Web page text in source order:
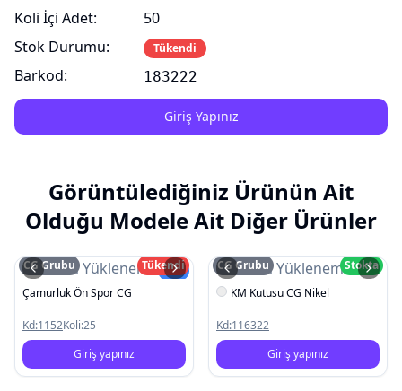
Koli İçi Adet:
Stok Durumu:
Barkod:
50
Tükendi
183222
Giriş Yapınız
Görüntülediğiniz Ürünün Ait
Olduğu Modele Ait Diğer Ürünler
Resim YüklenemediYeni
CG Grubu
Tükendi
Çamurluk Ön Spor CG
Kd:1152Koli:25
Giriş yapınız
Resim Yüklenemedi
CG Grubu
Stokta
KM Kutusu CG Nikel
Kd:116322
Giriş yapınız